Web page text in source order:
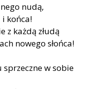
nudą,
końca!
z każdą złudą
nowego słońca!
sprzeczne w sobie